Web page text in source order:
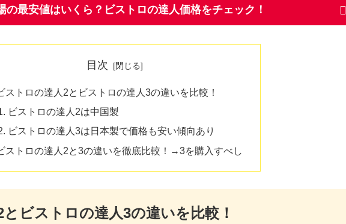
の最安値はいくら？ビストロの達人価格をチェック！
目次
ストロの達人2とビストロの達人3の違いを比較！
ビストロの達人2は中国製
ビストロの達人3は日本製で価格も安い傾向あり
ストロの達人2と3の違いを徹底比較！→3を購入すべし
ビストロの達人3の違いを比較！